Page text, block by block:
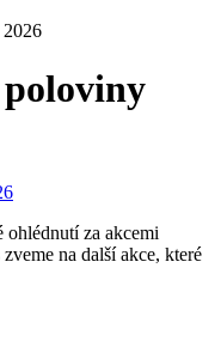
ohlédnutí za akcemi
na další akce, které